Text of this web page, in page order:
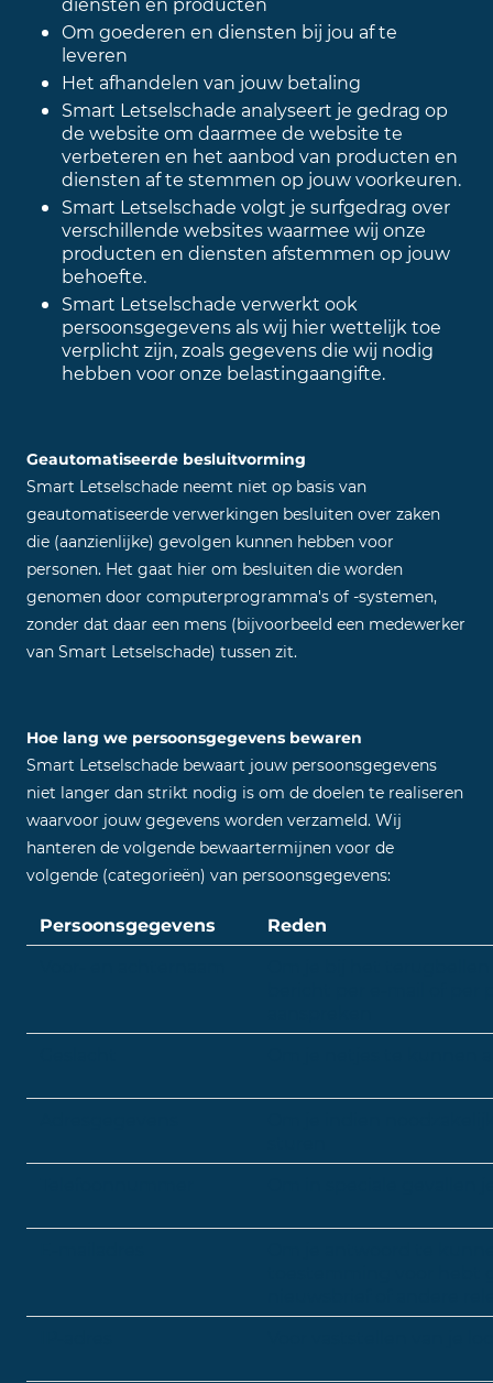
Om goederen en diensten bij jou af te
leveren
Het afhandelen van jouw betaling
Smart Letselschade analyseert je gedrag op
de website om daarmee de website te
verbeteren en het aanbod van producten en
diensten af te stemmen op jouw voorkeuren.
Smart Letselschade volgt je surfgedrag over
verschillende websites waarmee wij onze
producten en diensten afstemmen op jouw
behoefte.
Smart Letselschade verwerkt ook
persoonsgegevens als wij hier wettelijk toe
verplicht zijn, zoals gegevens die wij nodig
hebben voor onze belastingaangifte.
Geautomatiseerde besluitvorming
Smart Letselschade neemt niet op basis van
geautomatiseerde verwerkingen besluiten over zaken
die (aanzienlijke) gevolgen kunnen hebben voor
personen. Het gaat hier om besluiten die worden
genomen door computerprogramma's of -systemen,
zonder dat daar een mens (bijvoorbeeld een medewerker
van Smart Letselschade) tussen zit.
Hoe lang we persoonsgegevens bewaren
Smart Letselschade bewaart jouw persoonsgegevens
niet langer dan strikt nodig is om de doelen te realiseren
waarvoor jouw gegevens worden verzameld. Wij
hanteren de volgende bewaartermijnen voor de
volgende (categorieën) van persoonsgegevens:
Persoonsgegevens
Reden